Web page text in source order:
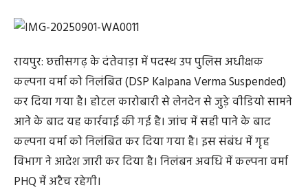
रायपुर: छत्तीसगढ़ के दंतेवाड़ा में पदस्थ उप पुलिस अधीक्षक
कल्पना वर्मा को निलंबित (DSP Kalpana Verma Suspended)
कर दिया गया है। होटल कारोबारी से लेनदेन से जुड़े वीडियो सामने
आने के बाद यह कार्रवाई की गई है। जांच में सही पाने के बाद
कल्पना वर्मा को निलंबित कर दिया गया है। इस संबंध में गृह
विभाग ने आदेश जारी कर दिया है। निलंबन अवधि में कल्पना वर्मा
PHQ में अटैच रहेगी।